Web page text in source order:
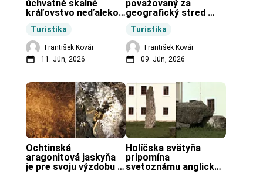
Turistika
úchvatné skalné
kráľovstvo neďaleko
František Kovár
11. Jún, 2026
Turistika
považovaný za
geografický stred
František Kovár
09. Jún, 2026
Ochtinská
aragonitová jaskyňa
je pre svoju výzdobu
Holíčska svätyňa
pripomína
svetoznámu anglickú